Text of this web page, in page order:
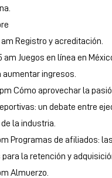
am Registro y acreditación.
am Juegos en línea en
aumentar ingresos.
pm Cómo aprovechar la
un debate entre
la industria.
pm Programas de afiliados:
la retención y
Almuerzo.